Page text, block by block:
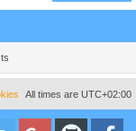
All times are UTC+02:00